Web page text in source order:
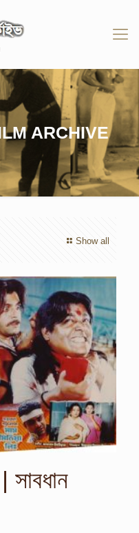
ARCHIVE
Show all